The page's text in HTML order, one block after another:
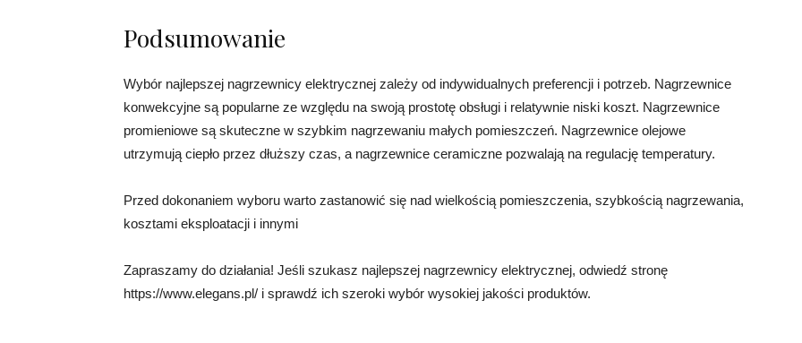
Podsumowanie
Wybór najlepszej nagrzewnicy elektrycznej zależy od indywidualnych preferencji i potrzeb. Nagrzewnice
konwekcyjne są popularne ze względu na swoją prostotę obsługi i relatywnie niski koszt. Nagrzewnice
promieniowe są skuteczne w szybkim nagrzewaniu małych pomieszczeń. Nagrzewnice olejowe
utrzymują ciepło przez dłuższy czas, a nagrzewnice ceramiczne pozwalają na regulację temperatury.
Przed dokonaniem wyboru warto zastanowić się nad wielkością pomieszczenia, szybkością nagrzewania,
kosztami eksploatacji i innymi
Zapraszamy do działania! Jeśli szukasz najlepszej nagrzewnicy elektrycznej, odwiedź stronę
https://www.elegans.pl/ i sprawdź ich szeroki wybór wysokiej jakości produktów.